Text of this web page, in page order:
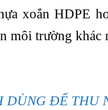
xoắn HDPE
môi trường khác
DÙNG ĐỂ THU